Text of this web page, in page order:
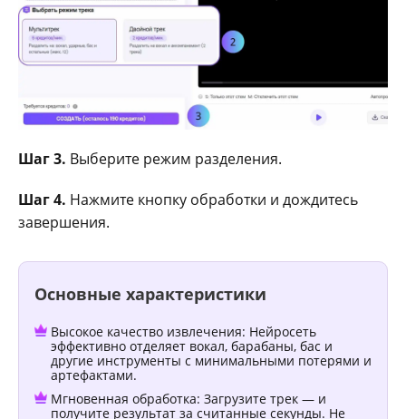
Шаг 3. Выберите режим разделения.
Шаг 4. Нажмите кнопку обработки и дождитесь
завершения.
Основные характеристики
Высокое качество извлечения: Нейросеть
эффективно отделяет вокал, барабаны, бас и
другие инструменты с минимальными потерями и
артефактами.
Мгновенная обработка: Загрузите трек — и
получите результат за считанные секунды. Не